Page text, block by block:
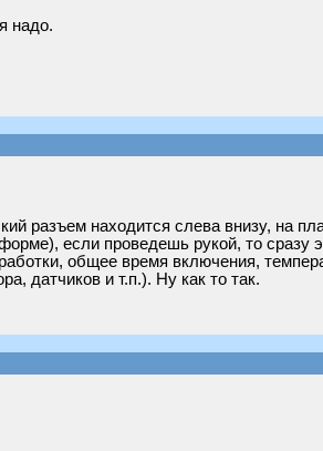
надо.
разъем находится слева внизу, на
если проведешь рукой, то сразу
общее время включения,
датчиков и т.п.). Ну как то так.